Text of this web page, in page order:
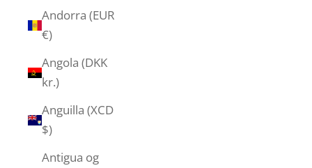
Andorra (EUR
€)
Angola (DKK
kr.)
Anguilla (XCD
$)
Antigua og